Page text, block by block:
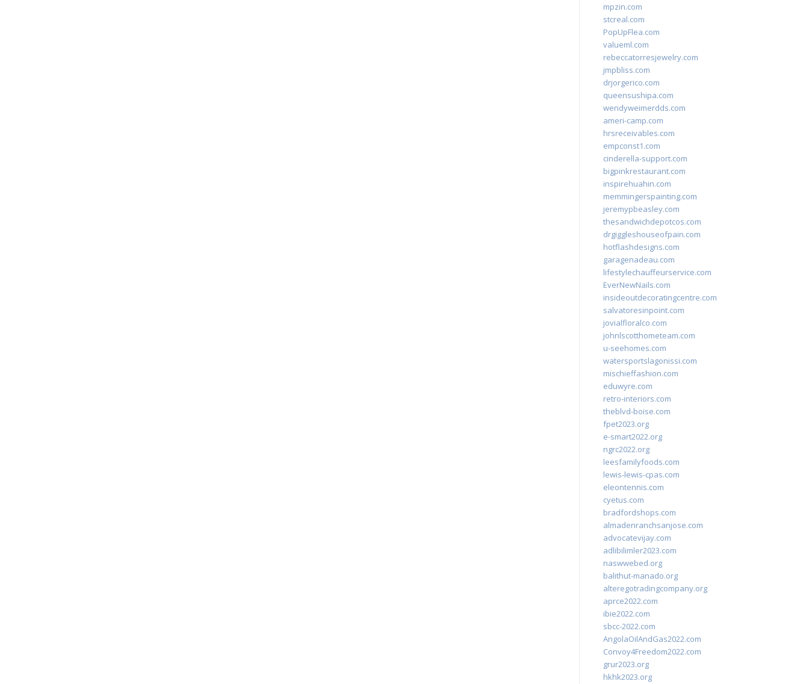
mpzin.com
stcreal.com
PopUpFlea.com
valueml.com
rebeccatorresjewelry.com
jmpbliss.com
drjorgerico.com
queensushipa.com
wendyweimerdds.com
ameri-camp.com
hrsreceivables.com
empconst1.com
cinderella-support.com
bigpinkrestaurant.com
inspirehuahin.com
memmingerspainting.com
jeremypbeasley.com
thesandwichdepotcos.com
drgiggleshouseofpain.com
hotflashdesigns.com
garagenadeau.com
lifestylechauffeurservice.com
EverNewNails.com
insideoutdecoratingcentre.com
salvatoresinpoint.com
jovialfloralco.com
johnlscotthometeam.com
u-seehomes.com
watersportslagonissi.com
mischieffashion.com
eduwyre.com
retro-interiors.com
theblvd-boise.com
fpet2023.org
e-smart2022.org
ngrc2022.org
leesfamilyfoods.com
lewis-lewis-cpas.com
eleontennis.com
cyetus.com
bradfordshops.com
almadenranchsanjose.com
advocatevijay.com
adlibilimler2023.com
naswwebed.org
balithut-manado.org
alteregotradingcompany.org
aprce2022.com
ibie2022.com
sbcc-2022.com
AngolaOilAndGas2022.com
Convoy4Freedom2022.com
grur2023.org
hkhk2023.org